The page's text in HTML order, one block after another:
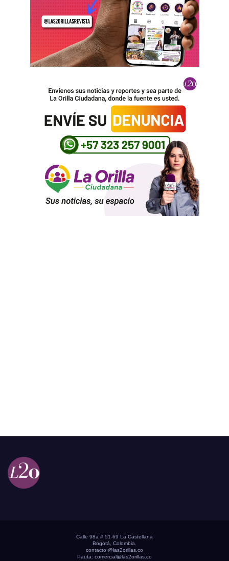
Calle 98a # 51-69 La Castellana
Bogotá, Colombia.
contacto @las2orillas.co
Pauta: comercial@las2orillas.co